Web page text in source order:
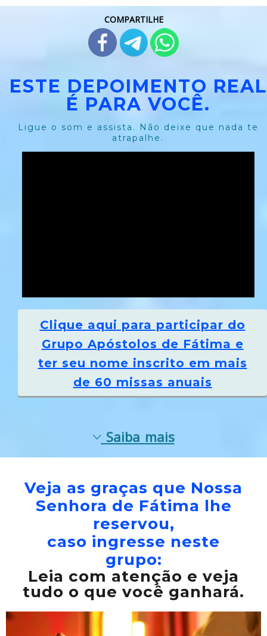
COMPARTILHE
ESTE DEPOIMENTO REAL
É PARA VOCÊ.
Ligue o som e assista. Não deixe que nada te
atrapalhe.
Clique aqui para participar do
Grupo Apóstolos de Fátima e
ter seu nome inscrito em mais
de 60 missas anuais
Saiba mais
Veja as graças que Nossa
Senhora de Fátima lhe
reservou,
caso ingresse neste
grupo:
Leia com atenção e veja
tudo o que você ganhará.